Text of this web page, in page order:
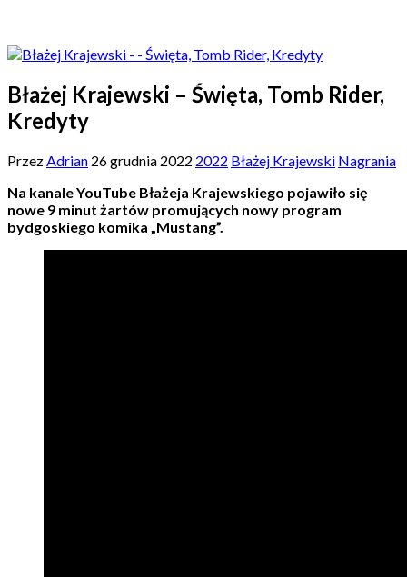
Błażej Krajewski – Święta, Tomb Rider,
Kredyty
PrzezAdrian 26 grudnia 2022 2022 Błażej Krajewski Nagrania
Na kanale YouTube Błażeja Krajewskiego pojawiło się
nowe 9 minut żartów promujących nowy program
bydgoskiego komika „Mustang”.